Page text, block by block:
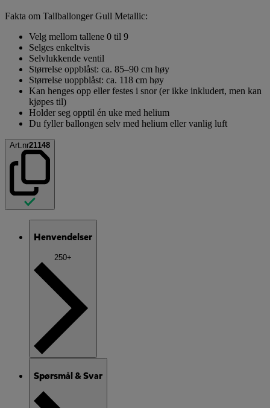
Fakta om Tallballonger Gull Metallic:
Velg mellom tallene 0 til 9
Selges enkeltvis
Selvlukkende ventil
Størrelse oppblåst: ca. 85–90 cm høy
Størrelse uoppblåst: ca. 118 cm høy
Kan henges opp eller festes i snor (er ikke inkludert, men kan
kjøpes til)
Holder seg opptil én uke med helium
Du fyller ballongen selv med helium eller vanlig luft
Art.nr21148
Henvendelser
250+
Spørsmål & Svar